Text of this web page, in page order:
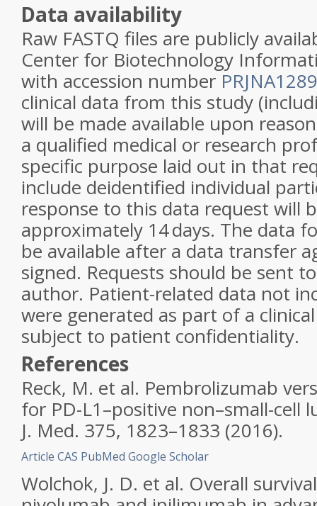
Data availability
Raw FASTQ files are publicly
Center for Biotechnology
with accession number
clinical data from this study
will be made available upon
a qualified medical or research
specific purpose laid out in that
include deidentified individual
response to this data request will
approximately 14 days. The data
be available after a data transfer
signed. Requests should be sent
author. Patient-related data not
were generated as part of a
subject to patient confidentiality.
References
Reck, M. et al. Pembrolizumab
for PD-L1–positive non–small-cell
J. Med. 375, 1823–1833 (2016).
Article CAS PubMed Google Scholar
Wolchok, J. D. et al. Overall